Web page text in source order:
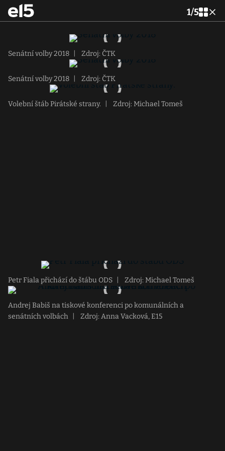
1/5
Senátní volby 2018 Zdroj: ČTK
Senátní volby 2018 Zdroj: ČTK
Volební štáb Pirátské strany. Zdroj: Michael Tomeš
Petr Fiala přichází do štábu ODS Zdroj: Michael Tomeš
Andrej Babiš na tiskové konferenci po komunálních a
senátních volbách
Zdroj: Anna Vacková, E15